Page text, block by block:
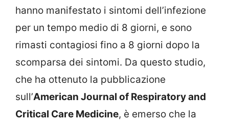
hanno manifestato i sintomi dell’infezione
per un tempo medio di 8 giorni, e sono
rimasti contagiosi fino a 8 giorni dopo la
scomparsa dei sintomi. Da questo studio,
che ha ottenuto la pubblicazione
sull’American Journal of Respiratory and
Critical Care Medicine, è emerso che la